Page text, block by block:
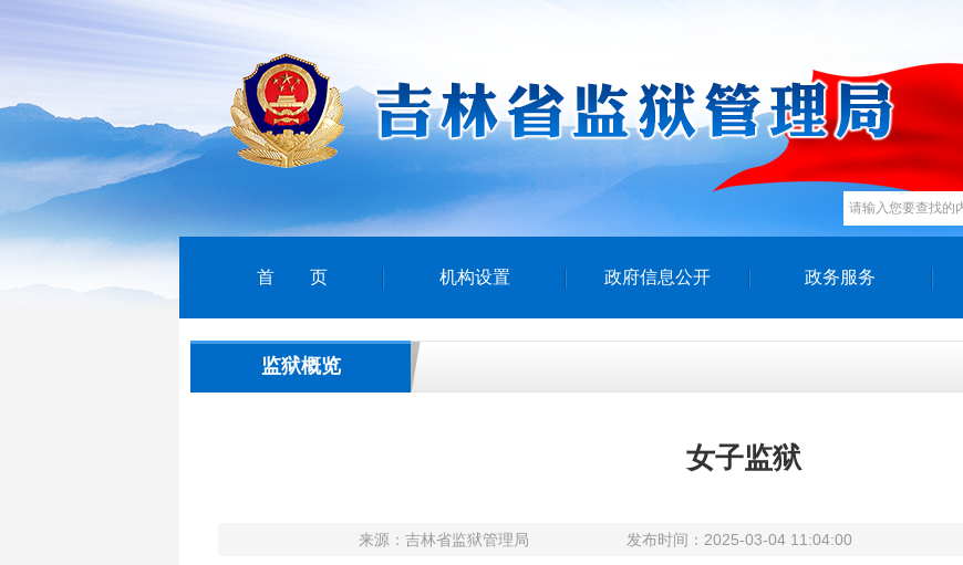
首页 机构设置 政府信息公开 政务服务
监狱概览
女子监狱
来源：吉林省监狱管理局 发布时间：2025-03-04 11:04:00